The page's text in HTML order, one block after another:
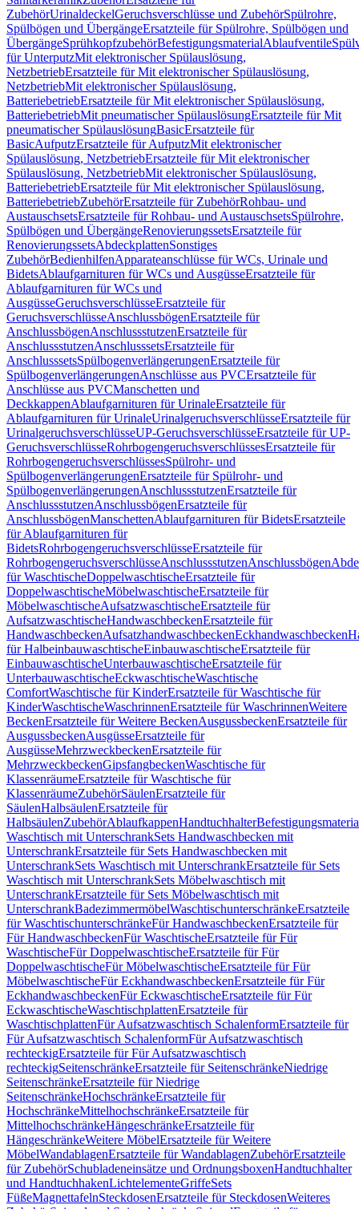
ZubehörUrinaldeckelGeruchsverschlüsse und ZubehörSpülrohre,
Spülbögen und ÜbergängeErsatzteile für Spülrohre, Spülbögen und
ÜbergängeSprühkopfzubehörBefestigungsmaterialAblaufventile
für UnterputzMit elektronischer Spülauslösung,
NetzbetriebErsatzteile für Mit elektronischer Spülauslösung,
NetzbetriebMit elektronischer Spülauslösung,
BatteriebetriebErsatzteile für Mit elektronischer Spülauslösung,
BatteriebetriebMit pneumatischer SpülauslösungErsatzteile für Mit
pneumatischer SpülauslösungBasicErsatzteile für
BasicAufputzErsatzteile für AufputzMit elektronischer
Spülauslösung, NetzbetriebErsatzteile für Mit elektronischer
Spülauslösung, NetzbetriebMit elektronischer Spülauslösung,
BatteriebetriebErsatzteile für Mit elektronischer Spülauslösung,
BatteriebetriebZubehörErsatzteile für ZubehörRohbau- und
AustauschsetsErsatzteile für Rohbau- und AustauschsetsSpülrohre,
Spülbögen und ÜbergängeRenovierungssetsErsatzteile für
RenovierungssetsAbdeckplattenSonstiges
ZubehörBedienhilfenApparateanschlüsse für WCs, Urinale und
BidetsAblaufgarnituren für WCs und AusgüsseErsatzteile für
Ablaufgarnituren für WCs und
AusgüsseGeruchsverschlüsseErsatzteile für
GeruchsverschlüsseAnschlussbögenErsatzteile für
AnschlussbögenAnschlussstutzenErsatzteile für
AnschlussstutzenAnschlusssetsErsatzteile für
AnschlusssetsSpülbogenverlängerungenErsatzteile für
SpülbogenverlängerungenAnschlüsse aus PVCErsatzteile für
Anschlüsse aus PVCManschetten und
DeckkappenAblaufgarnituren für UrinaleErsatzteile für
Ablaufgarnituren für UrinaleUrinalgeruchsverschlüsseErsatzteile für
UrinalgeruchsverschlüsseUP-GeruchsverschlüsseErsatzteile für UP-
GeruchsverschlüsseRohrbogengeruchsverschlüssesErsatzteile für
RohrbogengeruchsverschlüssesSpülrohr- und
SpülbogenverlängerungenErsatzteile für Spülrohr- und
SpülbogenverlängerungenAnschlussstutzenErsatzteile für
AnschlussstutzenAnschlussbögenErsatzteile für
AnschlussbögenManschettenAblaufgarnituren für BidetsErsatzteile
für Ablaufgarnituren für
BidetsRohrbogengeruchsverschlüsseErsatzteile für
RohrbogengeruchsverschlüsseAnschlussstutzenAnschlussbögen
für WaschtischeDoppelwaschtischeErsatzteile für
DoppelwaschtischeMöbelwaschtischeErsatzteile für
MöbelwaschtischeAufsatzwaschtischeErsatzteile für
AufsatzwaschtischeHandwaschbeckenErsatzteile für
HandwaschbeckenAufsatzhandwaschbeckenEckhandwaschbecken
für HalbeinbauwaschtischeEinbauwaschtischeErsatzteile für
EinbauwaschtischeUnterbauwaschtischeErsatzteile für
UnterbauwaschtischeEckwaschtischeWaschtische
ComfortWaschtische für KinderErsatzteile für Waschtische für
KinderWaschtischeWaschrinnenErsatzteile für WaschrinnenWeitere
BeckenErsatzteile für Weitere BeckenAusgussbeckenErsatzteile für
AusgussbeckenAusgüsseErsatzteile für
AusgüsseMehrzweckbeckenErsatzteile für
MehrzweckbeckenGipsfangbeckenWaschtische für
KlassenräumeErsatzteile für Waschtische für
KlassenräumeZubehörSäulenErsatzteile für
SäulenHalbsäulenErsatzteile für
HalbsäulenZubehörAblaufkappenHandtuchhalter
Waschtisch mit UnterschrankSets Handwaschbecken mit
UnterschrankErsatzteile für Sets Handwaschbecken mit
UnterschrankSets Waschtisch mit UnterschrankErsatzteile für Sets
Waschtisch mit UnterschrankSets Möbelwaschtisch mit
UnterschrankErsatzteile für Sets Möbelwaschtisch mit
UnterschrankBadezimmermöbelWaschtischunterschränkeErsatzteile
für WaschtischunterschränkeFür HandwaschbeckenErsatzteile für
Für HandwaschbeckenFür WaschtischeErsatzteile für Für
WaschtischeFür DoppelwaschtischeErsatzteile für Für
DoppelwaschtischeFür MöbelwaschtischeErsatzteile für Für
MöbelwaschtischeFür EckhandwaschbeckenErsatzteile für Für
EckhandwaschbeckenFür EckwaschtischeErsatzteile für Für
EckwaschtischeWaschtischplattenErsatzteile für
WaschtischplattenFür Aufsatzwaschtisch SchalenformErsatzteile für
Für Aufsatzwaschtisch SchalenformFür Aufsatzwaschtisch
rechteckigErsatzteile für Für Aufsatzwaschtisch
rechteckigSeitenschränkeErsatzteile für SeitenschränkeNiedrige
SeitenschränkeErsatzteile für Niedrige
SeitenschränkeHochschränkeErsatzteile für
HochschränkeMittelhochschränkeErsatzteile für
MittelhochschränkeHängeschränkeErsatzteile für
HängeschränkeWeitere MöbelErsatzteile für Weitere
MöbelWandablagenErsatzteile für WandablagenZubehörErsatzteile
für ZubehörSchubladeneinsätze und OrdnungsboxenHandtuchhalter
und HandtuchhakenLichtelementeGriffeSets
FüßeMagnettafelnSteckdosenErsatzteile für SteckdosenWeiteres